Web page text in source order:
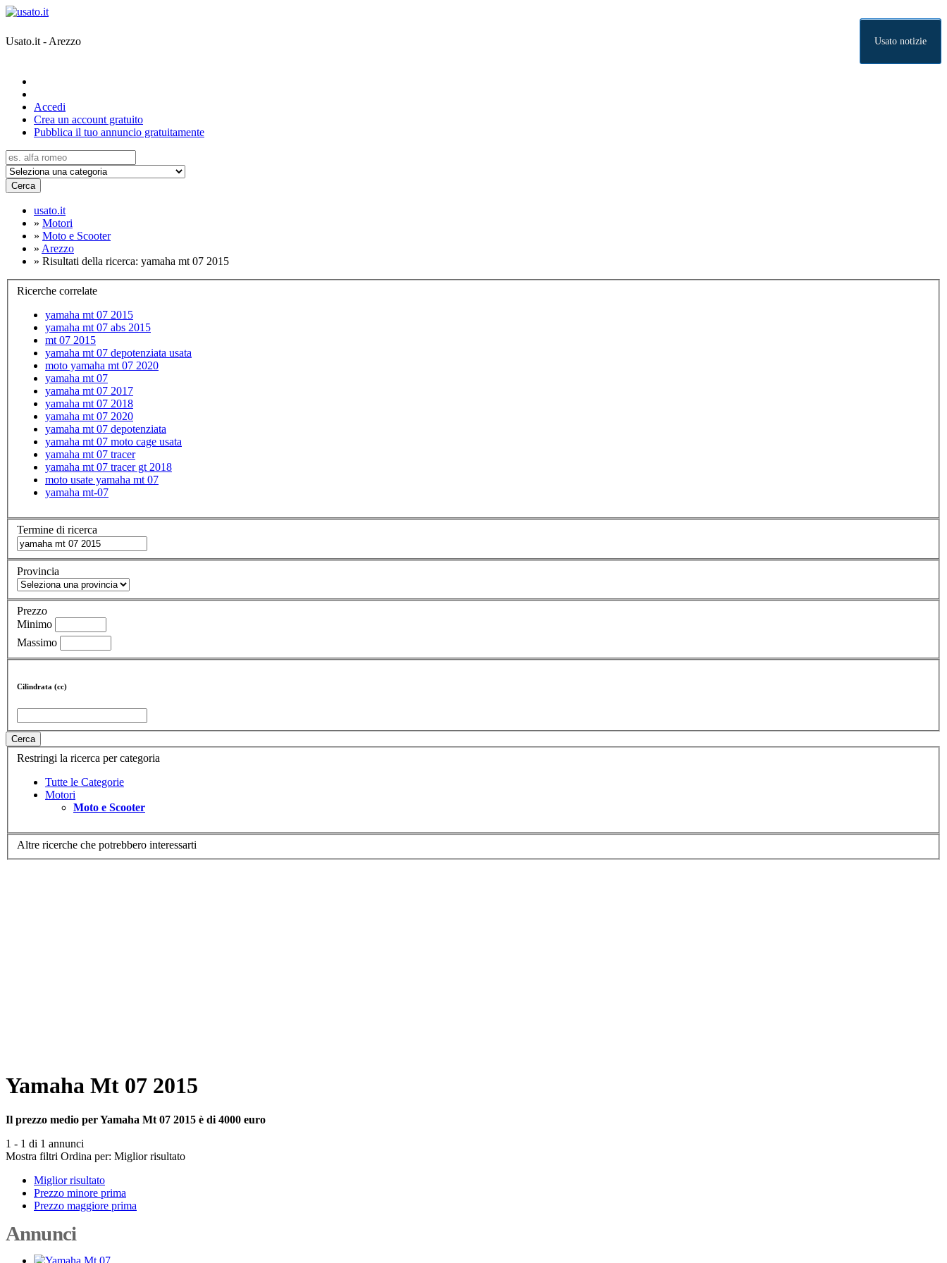
Usato.it - Arezzo Usato notizie
Accedi
Crea un account gratuito
Pubblica il tuo annuncio gratuitamente
Cerca
usato.it
» Motori
» Moto e Scooter
» Arezzo
» Risultati della ricerca: yamaha mt 07 2015
Ricerche correlate
yamaha mt 07 2015
yamaha mt 07 abs 2015
mt 07 2015
yamaha mt 07 depotenziata usata
moto yamaha mt 07 2020
yamaha mt 07
yamaha mt 07 2017
yamaha mt 07 2018
yamaha mt 07 2020
yamaha mt 07 depotenziata
yamaha mt 07 moto cage usata
yamaha mt 07 tracer
yamaha mt 07 tracer gt 2018
moto usate yamaha mt 07
yamaha mt-07
Termine di ricerca
Provincia
Prezzo
Minimo
Massimo
Cilindrata (cc)
Cerca
Restringi la ricerca per categoria
Tutte le Categorie
Motori
Moto e Scooter
Altre ricerche che potrebbero interessarti
Yamaha Mt 07 2015
Il prezzo medio per Yamaha Mt 07 2015 è di 4000 euro
1 - 1 di 1 annunci
Mostra filtri Ordina per: Miglior risultato
Miglior risultato
Prezzo minore prima
Prezzo maggiore prima
Annunci